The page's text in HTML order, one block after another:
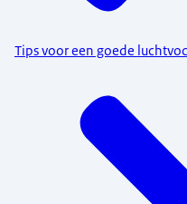
Tips voor een goede